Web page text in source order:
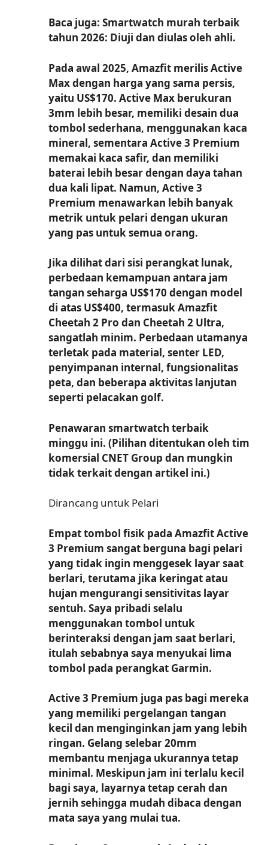
Baca juga: Smartwatch murah terbaik
tahun 2026: Diuji dan diulas oleh ahli.
Pada awal 2025, Amazfit merilis Active
Max dengan harga yang sama persis,
yaitu US$170. Active Max berukuran
3mm lebih besar, memiliki desain dua
tombol sederhana, menggunakan kaca
mineral, sementara Active 3 Premium
memakai kaca safir, dan memiliki
baterai lebih besar dengan daya tahan
dua kali lipat. Namun, Active 3
Premium menawarkan lebih banyak
metrik untuk pelari dengan ukuran
yang pas untuk semua orang.
Jika dilihat dari sisi perangkat lunak,
perbedaan kemampuan antara jam
tangan seharga US$170 dengan model
di atas US$400, termasuk Amazfit
Cheetah 2 Pro dan Cheetah 2 Ultra,
sangatlah minim. Perbedaan utamanya
terletak pada material, senter LED,
penyimpanan internal, fungsionalitas
peta, dan beberapa aktivitas lanjutan
seperti pelacakan golf.
Penawaran smartwatch terbaik
minggu ini. (Pilihan ditentukan oleh tim
komersial CNET Group dan mungkin
tidak terkait dengan artikel ini.)
Dirancang untuk Pelari
Empat tombol fisik pada Amazfit Active
3 Premium sangat berguna bagi pelari
yang tidak ingin menggesek layar saat
berlari, terutama jika keringat atau
hujan mengurangi sensitivitas layar
sentuh. Saya pribadi selalu
menggunakan tombol untuk
berinteraksi dengan jam saat berlari,
itulah sebabnya saya menyukai lima
tombol pada perangkat Garmin.
Active 3 Premium juga pas bagi mereka
yang memiliki pergelangan tangan
kecil dan menginginkan jam yang lebih
ringan. Gelang selebar 20mm
membantu menjaga ukurannya tetap
minimal. Meskipun jam ini terlalu kecil
bagi saya, layarnya tetap cerah dan
jernih sehingga mudah dibaca dengan
mata saya yang mulai tua.